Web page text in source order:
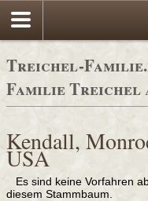
Treichel-
Familie Treichel
Kendall,
USA
Es sind keine Vorfahren
diesem Stammbaum.